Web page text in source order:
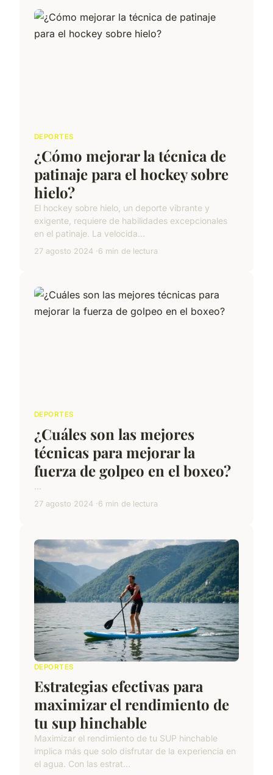
DEPORTES
¿Cómo mejorar la técnica de
patinaje para el hockey sobre
hielo?
El hockey sobre hielo, un deporte vibrante y
exigente, requiere de habilidades excepcionales
en el patinaje. La velocida...
27 agosto 2024 6 min de lectura
DEPORTES
¿Cuáles son las mejores
técnicas para mejorar la
fuerza de golpeo en el boxeo?
...
27 agosto 2024 6 min de lectura
DEPORTES
Estrategias efectivas para
maximizar el rendimiento de
tu sup hinchable
Maximizar el rendimiento de tu SUP hinchable
implica más que solo disfrutar de la experiencia en
el agua. Con las estrat...